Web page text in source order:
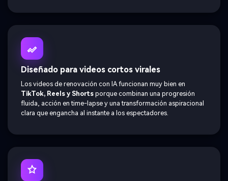
Diseñado para videos cortos virales
Los videos de renovación con IA funcionan muy bien en
TikTok, Reels y Shorts porque combinan una progresión
fluida, acción en time-lapse y una transformación aspiracional
clara que engancha al instante a los espectadores.